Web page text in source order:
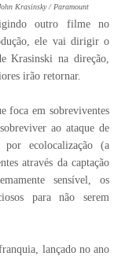
Krasinsky / Paramount
outro filme no
ele vai dirigir o
Krasinski na direção,
irão retornar.
foca em sobreviventes
ao ataque de
ecolocalização (a
através da captação
sensível, os
para não serem
lançado no ano